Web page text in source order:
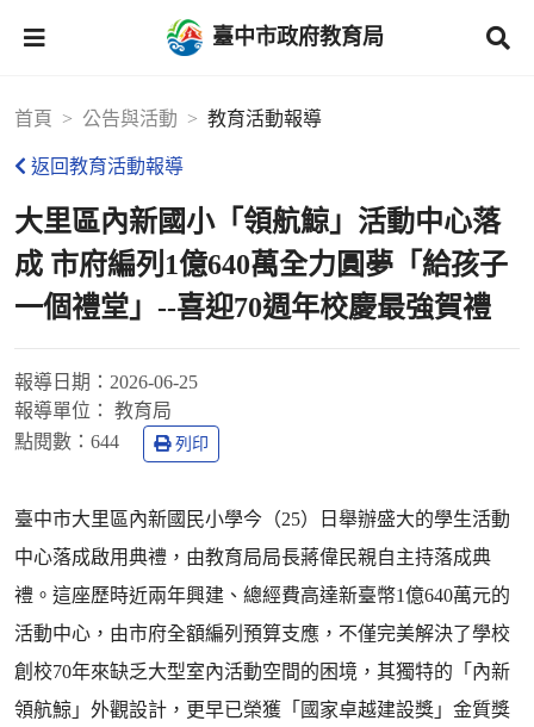
臺中市政府教育局
首頁 公告與活動 教育活動報導
返回教育活動報導
大里區內新國小「領航鯨」活動中心落
成 市府編列1億640萬全力圓夢「給孩子
一個禮堂」--喜迎70週年校慶最強賀禮
報導日期： 2026-06-25
報導單位：
教育局
點閱數： 644 列印
臺中市大里區內新國民小學今（25）日舉辦盛大的學生活動
中心落成啟用典禮，由教育局局長蔣偉民親自主持落成典
禮。這座歷時近兩年興建、總經費高達新臺幣1億640萬元的
活動中心，由市府全額編列預算支應，不僅完美解決了學校
創校70年來缺乏大型室內活動空間的困境，其獨特的「內新
領航鯨」外觀設計，更早已榮獲「國家卓越建設獎」金質獎